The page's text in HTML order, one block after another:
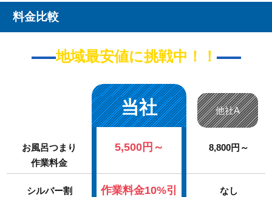
料金比較
地域最安値に挑戦中！！
当社 他社A
お風呂つまり
作業料金
5,500円～ 8,800円～
シルバー割
作業料金10%引
なし